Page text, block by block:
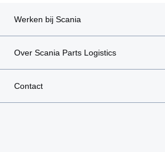
Werken bij Scania
Over Scania Parts Logistics
Contact